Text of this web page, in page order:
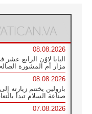
08.08.2026
البابا لاوُن الرابع
مزار أم المشورة
08.08.2026
بارولين يختتم زيارته
صناعة السلام تبدأ
07.08.2026